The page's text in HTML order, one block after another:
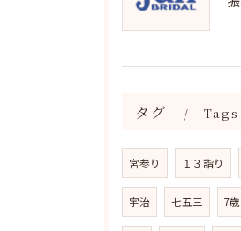
タグ Tags
宮参り １３詣り
宇治 七五三 7歳